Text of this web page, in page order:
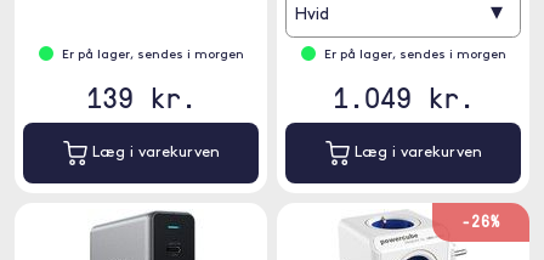
Er på lager, sendes i morgen
139 kr.
Læg i varekurven
Hvid ▾
Er på lager, sendes i morgen
1.049 kr.
Læg i varekurven
-26%